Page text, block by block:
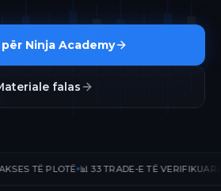
Ninja Academy
falas
TË PLOTË 📊 33 TRADE-E TË VERIFIKUARA 📈